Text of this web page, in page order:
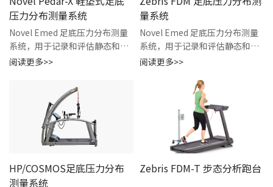
压力分布测量系统
Novel Emed 足底压力分布测量
系统，用于记录和评估静态和动
态条件下脚部的压力分布
阅读更多>>
量系统
Novel Emed 足底压力分布测量
系统，用于记录和评估静态和动
态条件下脚部的压力分布
阅读更多>>
HP/COSMOS足底压力分布
测量系统
Zebris FDM-T 步态分析跑台